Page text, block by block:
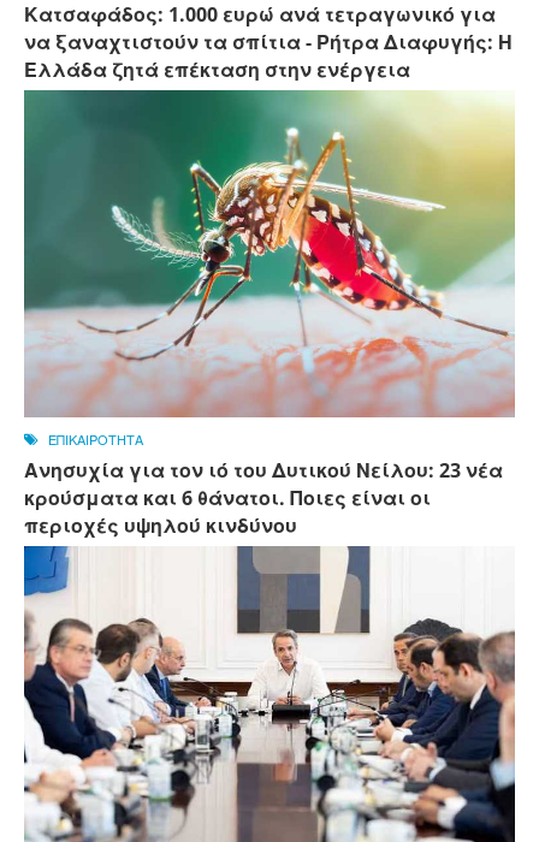
Κατσαφάδος: 1.000 ευρώ ανά τετραγωνικό για
να ξαναχτιστούν τα σπίτια - Ρήτρα Διαφυγής: Η
Ελλάδα ζητά επέκταση στην ενέργεια
ΕΠΙΚΑΙΡΟΤΗΤΑ
Ανησυχία για τον ιό του Δυτικού Νείλου: 23 νέα
κρούσματα και 6 θάνατοι. Ποιες είναι οι
περιοχές υψηλού κινδύνου